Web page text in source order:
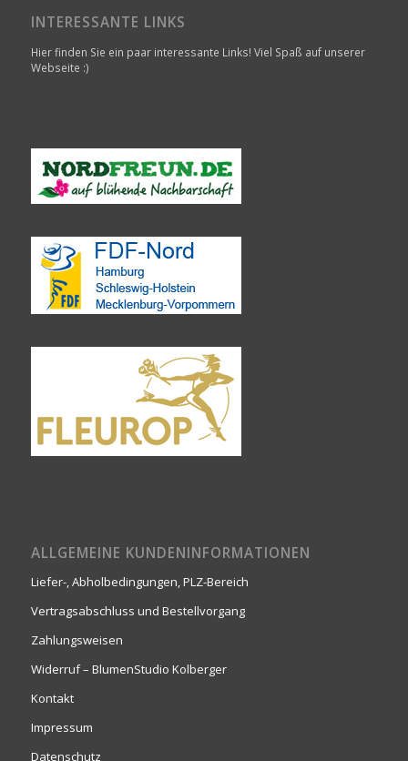
INTERESSANTE LINKS
Hier finden Sie ein paar interessante Links! Viel Spaß auf unserer
Webseite :)
ALLGEMEINE KUNDENINFORMATIONEN
Liefer-, Abholbedingungen, PLZ-Bereich
Vertragsabschluss und Bestellvorgang
Zahlungsweisen
Widerruf – BlumenStudio Kolberger
Kontakt
Impressum
Datenschutz